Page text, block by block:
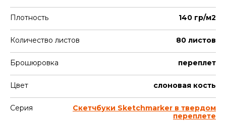
Плотность 140 гр/м2
Количество листов 80 листов
Брошюровка переплет
Цвет слоновая кость
Серия
Скетчбуки Sketchmarker в твердом
переплете